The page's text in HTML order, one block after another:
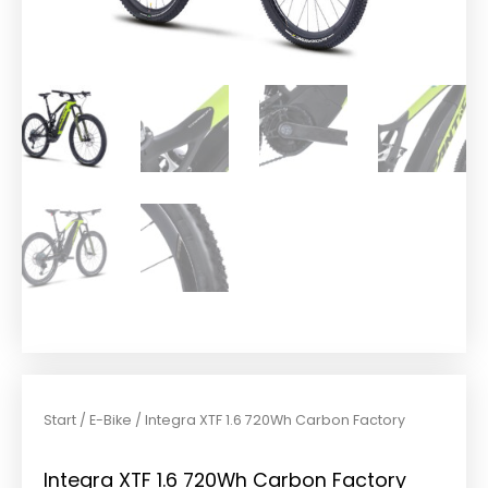
Start / E-Bike / Integra XTF 1.6 720Wh Carbon Factory
Integra XTF 1.6 720Wh Carbon Factory